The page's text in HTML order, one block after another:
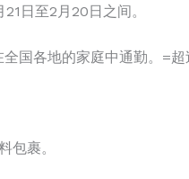
日至2月20日之间。
国各地的家庭中通勤。=超
包裹。